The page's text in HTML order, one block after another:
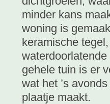
minder kans
woning is
keramische
gehele tuin is er
wat het ’s
plaatje maakt.